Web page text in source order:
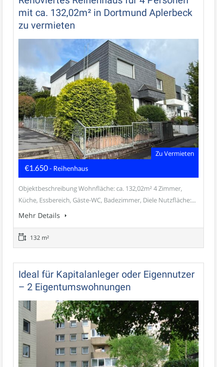
mit ca. 132,02m² in Dortmund Aplerbeck
zu vermieten
Zu Vermieten
€1.650- Reihenhaus
Objektbeschreibung Wohnfläche: ca. 132,02m² 4 Zimmer,
Küche, Essbereich, Gäste-WC, Badezimmer, Diele Nutzfläche:...
Mehr Details
132 m²
Ideal für Kapitalanleger oder Eigennutzer
– 2 Eigentumswohnungen